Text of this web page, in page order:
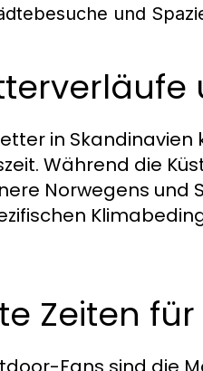
und
in
Während die
Norwegens und
Zeiten